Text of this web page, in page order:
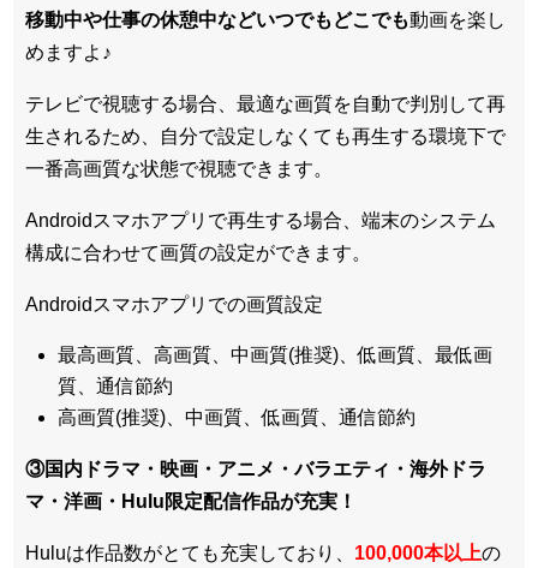
移動中や仕事の休憩中などいつでもどこでも動画を楽し
めますよ♪
テレビで視聴する場合、最適な画質を自動で判別して再
生されるため、
自分で設定しなくても再生する環境下で
一番高画質な状態で視聴できます。
Androidスマホアプリで再生する場合、端末のシステム
構成に合わせて画質の設定ができます。
Androidスマホアプリでの画質設定
最高画質、高画質、中画質(推奨)、低画質、最低画
質、通信節約
高画質(推奨)、中画質、低画質、通信節約
③国内ドラマ・映画・アニメ・バラエティ・ 海外ドラ
マ・洋画・Hulu限定配信作品が充実！
Huluは作品数がとても充実しており、 100,000本以上の